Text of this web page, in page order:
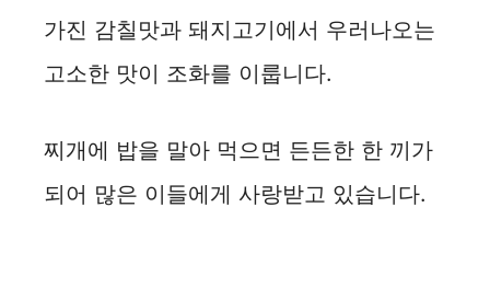
가진 감칠맛과 돼지고기에서 우러나오는
고소한 맛이 조화를 이룹니다.
찌개에 밥을 말아 먹으면 든든한 한 끼가
되어 많은 이들에게 사랑받고 있습니다.